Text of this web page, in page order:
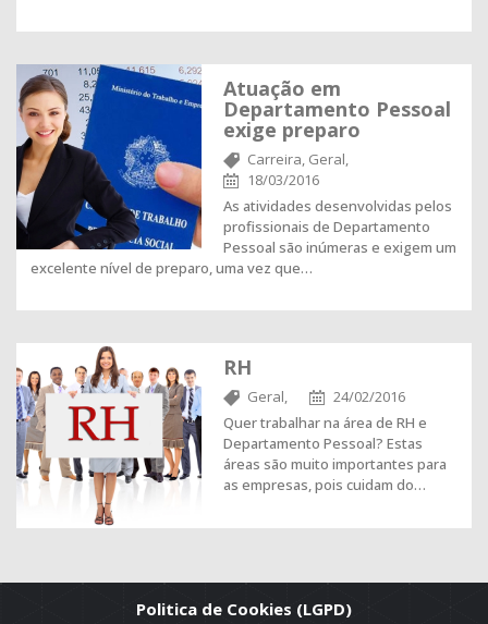
Atuação em
Departamento Pessoal
exige preparo
Carreira, Geral,
18/03/2016
As atividades desenvolvidas pelos
profissionais de Departamento
Pessoal são inúmeras e exigem um
excelente nível de preparo, uma vez que…
RH
Geral,
24/02/2016
Quer trabalhar na área de RH e
Departamento Pessoal? Estas
áreas são muito importantes para
as empresas, pois cuidam do…
Politica de Cookies (LGPD)